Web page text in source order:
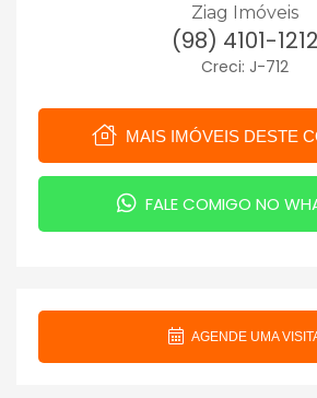
Ziag Imóveis
(98) 4101-1212
Creci: J-712
MAIS IMÓVEIS DESTE
FALE COMIGO NO
AGENDE UMA